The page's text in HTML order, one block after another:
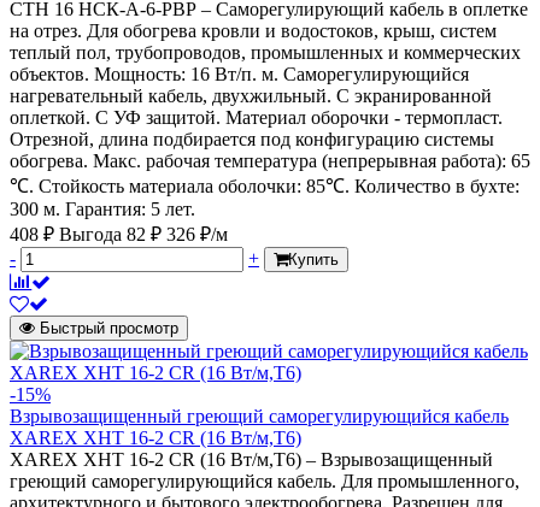
СТН 16 НСК-А-6-РВР – Саморегулирующий кабель в оплетке
на отрез. Для обогрева кровли и водостоков, крыш, систем
теплый пол, трубопроводов, промышленных и коммерческих
объектов. Мощность: 16 Вт/п. м. Саморегулирующийся
нагревательный кабель, двухжильный. С экранированной
оплеткой. С УФ защитой. Материал оборочки - термопласт.
Отрезной, длина подбирается под конфигурацию системы
обогрева. Макс. рабочая температура (непрерывная работа): 65
℃. Стойкость материала оболочки: 85℃. Количество в бухте:
300 м. Гарантия: 5 лет.
408 ₽ Выгода 82 ₽ 326 ₽/м
-
+ Купить
Быстрый просмотр
-15%
Взрывозащищенный греющий саморегулирующийся кабель
XAREX XHT 16-2 CR (16 Вт/м,Т6)
XAREX XHT 16-2 CR (16 Вт/м,Т6) – Взрывозащищенный
греющий саморегулирующийся кабель. Для промышленного,